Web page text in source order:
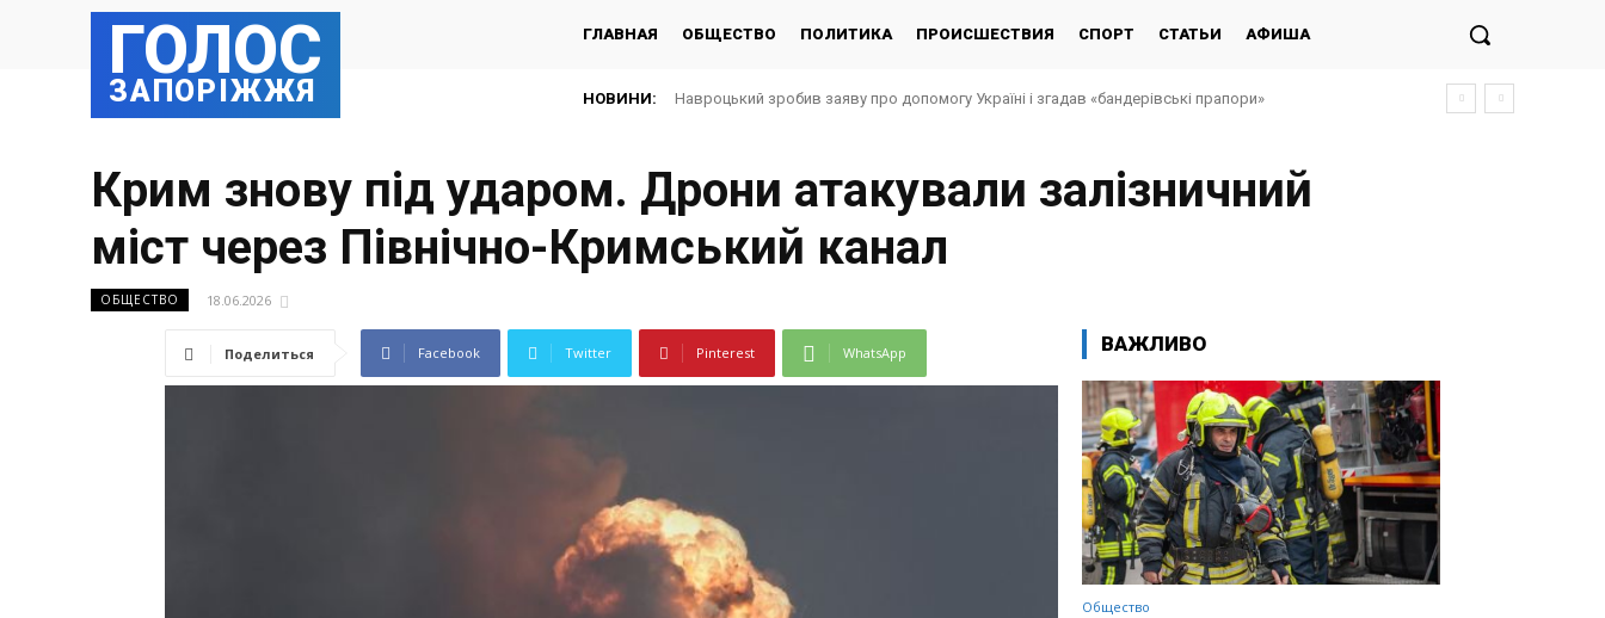
ГОЛОС
ЗАПОРІЖЖЯ
ГЛАВНАЯ ОБЩЕСТВО ПОЛИТИКА ПРОИСШЕСТВИЯ СПОРТ СТАТЬИ АФИША
НОВИНИ: Навроцький зробив заяву про допомогу Україні і згадав «бандерівські прапори»
Крим знову під ударом. Дрони атакували залізничний
міст через Північно-Кримський канал
ОБЩЕСТВО 18.06.2026
Поделиться Facebook Twitter Pinterest WhatsApp ВАЖЛИВО
Общество